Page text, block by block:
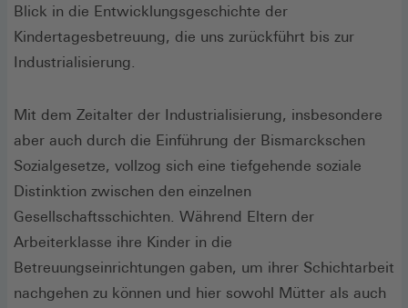
Blick in die Entwicklungsgeschichte der
Kindertagesbetreuung, die uns zurückführt bis zur
Industrialisierung.
Mit dem Zeitalter der Industrialisierung, insbesondere
aber auch durch die Einführung der Bismarckschen
Sozialgesetze, vollzog sich eine tiefgehende soziale
Distinktion zwischen den einzelnen
Gesellschaftsschichten. Während Eltern der
Arbeiterklasse ihre Kinder in die
Betreuungseinrichtungen gaben, um ihrer Schichtarbeit
nachgehen zu können und hier sowohl Mütter als auch